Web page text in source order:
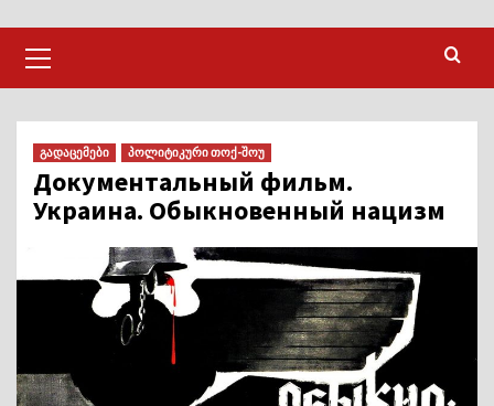
Menu
გადაცემები პოლიტიკური თოქ-შოუ
Документальный фильм.
Украина. Обыкновенный нацизм